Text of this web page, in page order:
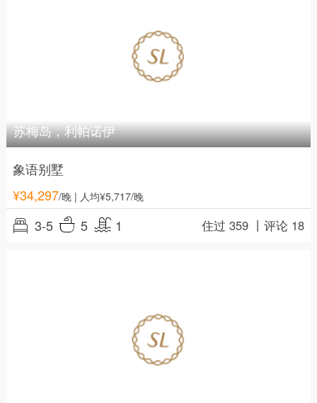
苏梅岛，利帕诺伊
象语别墅
¥34,297/晚| 人均¥5,717/晚
3-5 5 1 住过 359 丨评论 18